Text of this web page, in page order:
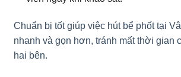
Chuẩn bị tốt giúp việc hút bể phốt tại
nhanh và gọn hơn, tránh mất thời gian
hai bên.